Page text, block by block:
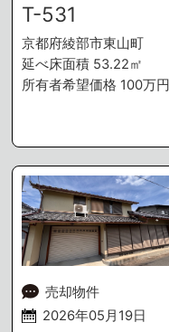
T-531
京都府綾部市東山町
延べ床面積 53.22㎡
所有者希望価格 100万円
売却物件
2026年05月19日